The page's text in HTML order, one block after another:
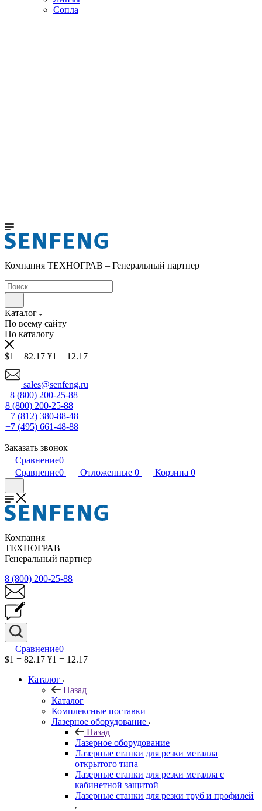
Сопла
Компания ТЕХНОГРАВ – Генеральный партнер
Каталог
По всему сайту
По каталогу
$1 = 82.17 ¥1 = 12.17
sales@senfeng.ru
8 (800) 200-25-88
8 (800) 200-25-88
+7 (812) 380-88-48
+7 (495) 661-48-88
Заказать звонок
Сравнение0
Сравнение0 Отложенные 0 Корзина 0
Компания
ТЕХНОГРАВ –
Генеральный партнер
8 (800) 200-25-88
Сравнение0
$1 = 82.17 ¥1 = 12.17
Каталог
Назад
Каталог
Комплексные поставки
Лазерное оборудование
Назад
Лазерное оборудование
Лазерные станки для резки металла
открытого типа
Лазерные станки для резки металла с
кабинетной защитой
Лазерные станки для резки труб и профилей